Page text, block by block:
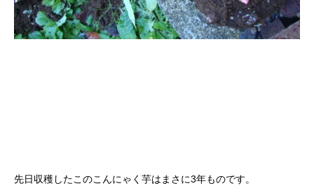
先日収穫したこのこんにゃく芋はまさに3年ものです。